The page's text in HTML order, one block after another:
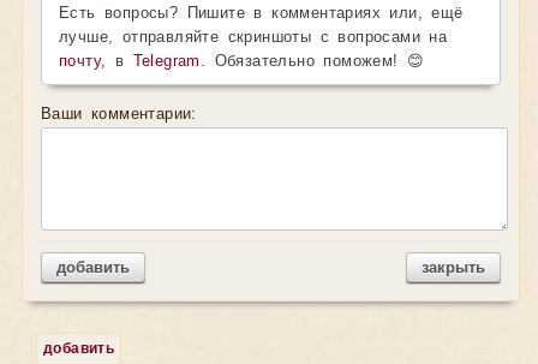
Есть вопросы? Пишите в комментариях или, ещё
лучше, отправляйте скриншоты с вопросами на
почту, в Telegram . Обязательно поможем! 😊
Ваши комментарии:
добавить закрыть
добавить